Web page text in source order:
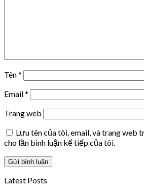
Tên*
Email*
Trang web
Lưu tên của tôi, email, và trang web
cho lần bình luận kế tiếp của tôi.
Latest Posts